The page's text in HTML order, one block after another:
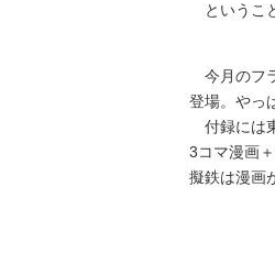
というこ
今月のフ
登場。やっ
付録には
3コマ漫画
擬鉄は漫画